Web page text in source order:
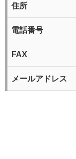
住所
電話番号
FAX
メールアドレス